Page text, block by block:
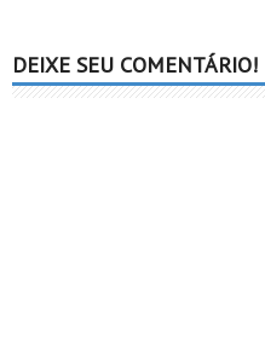
DEIXE SEU COMENTÁRIO!